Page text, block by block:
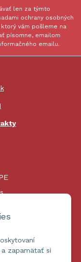
zapamätať si
len za týmto
ochrany osobných
vám pošleme na
písomne, emailom
emailu.